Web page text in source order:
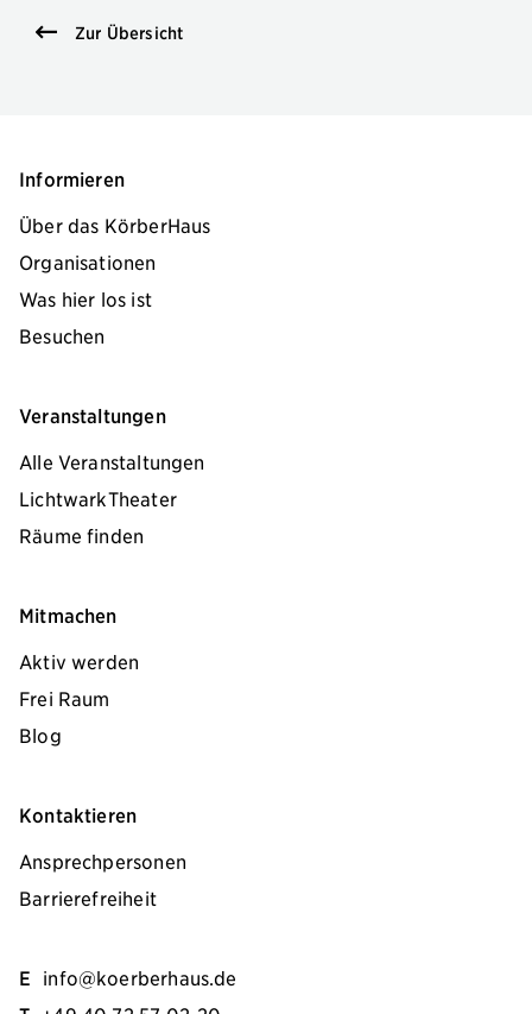
Zur Übersicht
Informieren
Über das KörberHaus
Organisationen
Was hier los ist
Besuchen
Veranstaltungen
Alle Veranstaltungen
LichtwarkTheater
Räume finden
Mitmachen
Aktiv werden
Frei Raum
Blog
Kontaktieren
Ansprechpersonen
Barrierefreiheit
E info@koerberhaus.de